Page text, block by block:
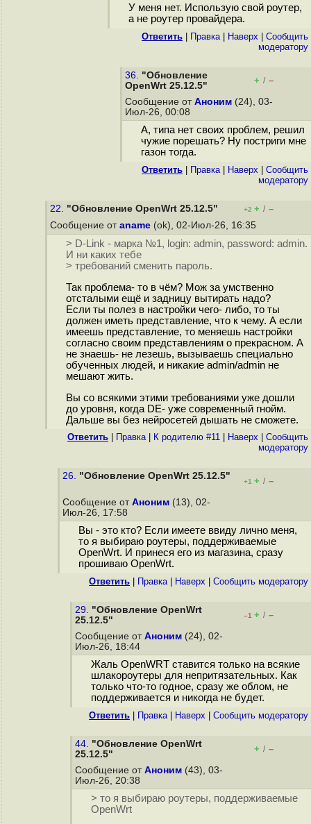
У меня нет. Использую свой роутер,
а не роутер провайдера.
Ответить Правка| Наверх
Cообщить
модератору
36. "Обновление
OpenWrt 25.12.5"
+ / –
Сообщение от Аноним (24), 03-
Июл-26, 00:08
А, типа нет своих проблем, решил
чужие порешать? Ну постриги мне
газон тогда.
Ответить Правка| Наверх
Cообщить
модератору
22. "Обновление OpenWrt 25.12.5" +2 + / –
Сообщение от aname (ok), 02-Июл-26, 16:35
> D-Link - марка №1, login: admin, password: admin.
И ни каких тебе
> требований сменить пароль.
Так проблема- то в чём? Мож за умственно
отсталыми ещё и задницу вытирать надо?
Если ты полез в настройки чего- либо, то ты
должен иметь представление, что к чему. А если
имеешь представление, то меняешь настройки
согласно своим представлениям о прекрасном. А
не знаешь- не лезешь, вызываешь специально
обученных людей, и никакие admin/admin не
мешают жить.
Вы со всякими этими требованиями уже дошли
до уровня, когда DE- уже современный гнойм.
Дальше вы без нейросетей дышать не сможете.
Ответить Правка| К родителю #11 Наверх
Cообщить
модератору
26. "Обновление OpenWrt 25.12.5"
+1 + / –
Сообщение от Аноним (13), 02-
Июл-26, 17:58
Вы - это кто? Если имеете ввиду лично меня,
то я выбираю роутеры, поддерживаемые
OpenWrt. И принеся его из магазина, сразу
прошиваю OpenWrt.
Ответить Правка| Наверх Cообщить модератору
29. "Обновление OpenWrt
25.12.5"
–1 + / –
Сообщение от Аноним (24), 02-
Июл-26, 18:44
Жаль OpenWRT ставится только на всякие
шлакороутеры для непритязательных. Как
только что-то годное, сразу же облом, не
поддерживается и никогда не будет.
Ответить Правка| Наверх Cообщить модератору
44. "Обновление OpenWrt
25.12.5"
+ / –
Сообщение от Аноним (43), 03-
Июл-26, 20:38
> то я выбираю роутеры, поддерживаемые
OpenWrt